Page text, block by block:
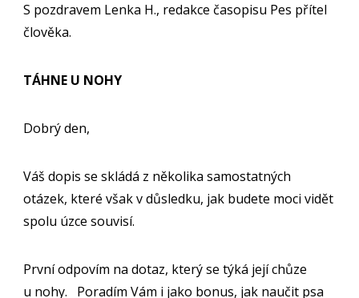
S pozdravem Lenka H., redakce časopisu Pes přítel
člověka.
TÁHNE U NOHY
Dobrý den,
Váš dopis se skládá z několika samostatných
otázek, které však v důsledku, jak budete moci vidět
spolu úzce souvisí.
První odpovím na dotaz, který se týká její chůze
u nohy. Poradím Vám i jako bonus, jak naučit psa